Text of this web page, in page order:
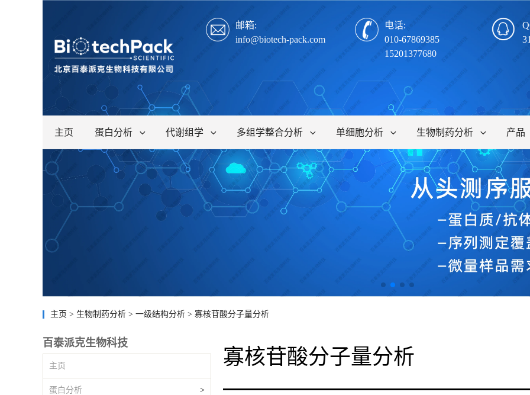
邮箱:
info@biotech-pack.com
电话:
010-67869385
15201377680
主页 蛋白分析 代谢组学 多组学整合分析 单细胞分析 生物制药分析 产品
主页 > 生物制药分析 > 一级结构分析 > 寡核苷酸分子量分析
百泰派克生物科技
主页
蛋白分析 >
寡核苷酸分子量分析